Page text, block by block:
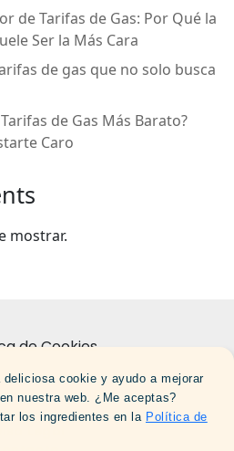
de Tarifas de Gas: Por Qué la
Ser la Más Cara
de gas que no solo busca
de Gas Más Barato?
Caro
mostrar.
de Cookies
Privacidad
Nosotros
deliciosa cookie y ayudo a mejorar
nuestra web. ¿Me aceptas?
los ingredientes en la Política de